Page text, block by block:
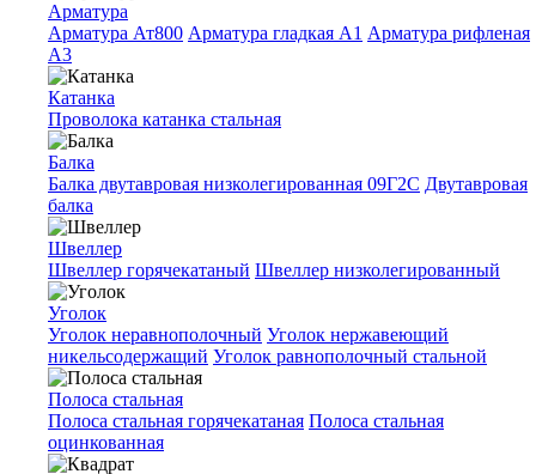
Арматура
Арматура Ат800 Арматура гладкая A1 Арматура рифленая
A3
Катанка
Проволока катанка стальная
Балка
Балка двутавровая низколегированная 09Г2С Двутавровая
балка
Швеллер
Швеллер горячекатаный Швеллер низколегированный
Уголок
Уголок неравнополочный Уголок нержавеющий
никельсодержащий Уголок равнополочный стальной
Полоса стальная
Полоса стальная горячекатаная Полоса стальная
оцинкованная